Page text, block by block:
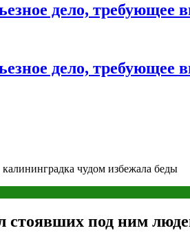
дело, требующее
дело, требующее
чудом избежала беды
под ним